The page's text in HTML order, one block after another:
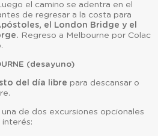
el camino se adentra en el
de regresar a la costa para
el London Bridge y el
Regreso a Melbourne por Colac
(desayuno)
del día libre para descansar o
de dos excursiones opcionales
interés: